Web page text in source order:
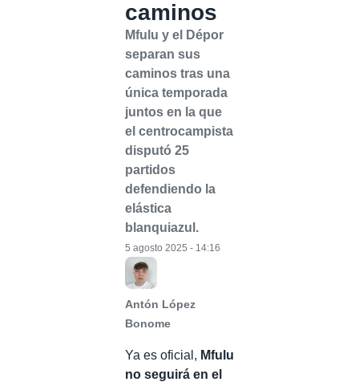
caminos
Mfulu y el Dépor
separan sus
caminos tras una
única temporada
juntos en la que
el centrocampista
disputó 25
partidos
defendiendo la
elástica
blanquiazul.
Antón López
Bonome
5 agosto 2025 - 14:16
Ya es oficial, Mfulu
no seguirá en el